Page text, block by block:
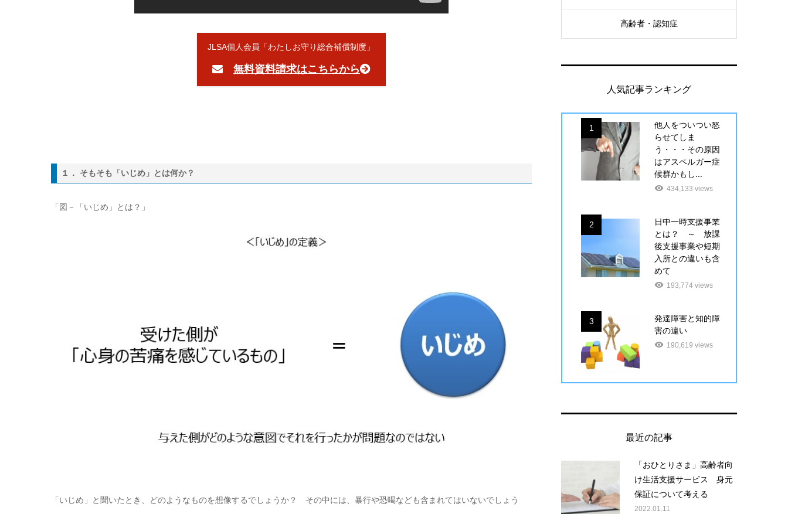
JLSA個人会員「わたしお守り総合補償制度」
無料資料請求はこちらから
１． そもそも「いじめ」とは何か？
「図－「いじめ」とは？」
「いじめ」と聞いたとき、どのようなものを想像するでしょうか？ その中には、暴行や恐喝なども含まれてはいないでしょう
高齢者・認知症
人気記事ランキング
1
他人をついつい怒
らせてしま
う・・・その原因
はアスペルガー症
候群かもし...
434,133 views
2
日中一時支援事業
とは？ ～ 放課
後支援事業や短期
入所との違いも含
めて
193,774 views
3
発達障害と知的障
害の違い
190,619 views
最近の記事
「おひとりさま」高齢者向
け生活支援サービス 身元
保証について考える
2022.01.11